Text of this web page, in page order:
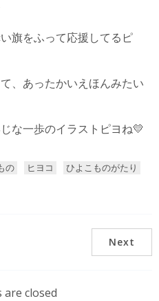
旗をふって応援してるピ
、あったかいえほんみたい
な一歩のイラストピヨね💛
の ヒヨコ
ひよこものがたり
Next
are closed